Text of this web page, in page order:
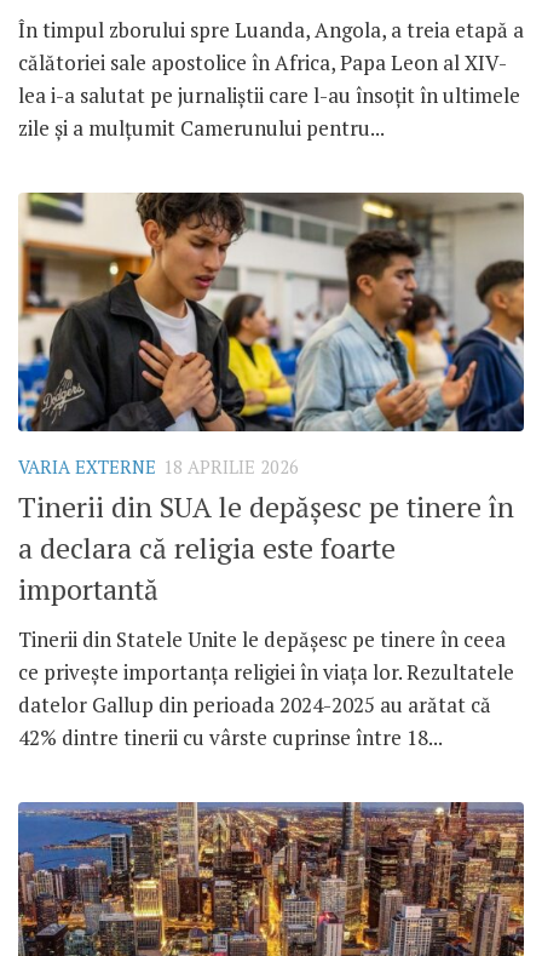
În timpul zborului spre Luanda, Angola, a treia etapă a
călătoriei sale apostolice în Africa, Papa Leon al XIV-
lea i-a salutat pe jurnaliștii care l-au însoțit în ultimele
zile și a mulțumit Camerunului pentru...
VARIA EXTERNE 18 APRILIE 2026
Tinerii din SUA le depășesc pe tinere în
a declara că religia este foarte
importantă
Tinerii din Statele Unite le depășesc pe tinere în ceea
ce privește importanța religiei în viața lor. Rezultatele
datelor Gallup din perioada 2024-2025 au arătat că
42% dintre tinerii cu vârste cuprinse între 18...